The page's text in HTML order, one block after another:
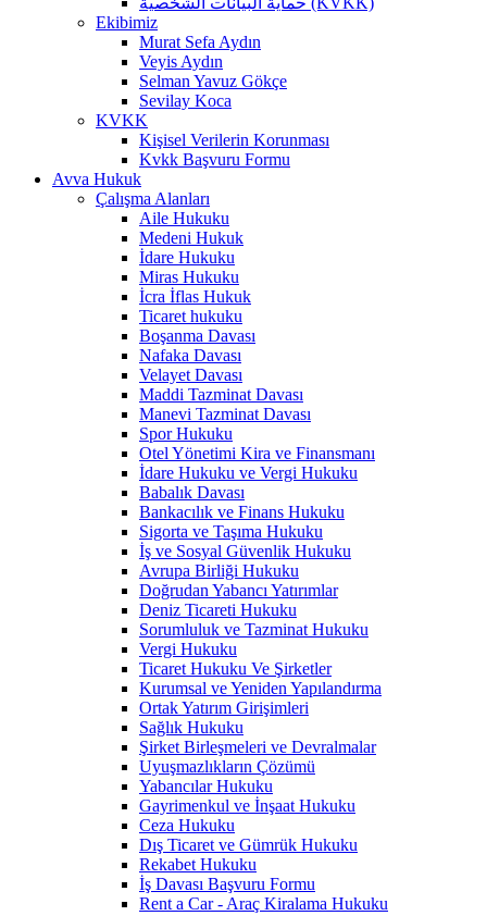
Ekibimiz
Murat Sefa Aydın
Veyis Aydın
Selman Yavuz Gökçe
Sevilay Koca
KVKK
Kişisel Verilerin Korunması
Kvkk Başvuru Formu
Avva Hukuk
Çalışma Alanları
Aile Hukuku
Medeni Hukuk
İdare Hukuku
Miras Hukuku
İcra İflas Hukuk
Ticaret hukuku
Boşanma Davası
Nafaka Davası
Velayet Davası
Maddi Tazminat Davası
Manevi Tazminat Davası
Spor Hukuku
Otel Yönetimi Kira ve Finansmanı
İdare Hukuku ve Vergi Hukuku
Babalık Davası
Bankacılık ve Finans Hukuku
Sigorta ve Taşıma Hukuku
İş ve Sosyal Güvenlik Hukuku
Avrupa Birliği Hukuku
Doğrudan Yabancı Yatırımlar
Deniz Ticareti Hukuku
Sorumluluk ve Tazminat Hukuku
Vergi Hukuku
Ticaret Hukuku Ve Şirketler
Kurumsal ve Yeniden Yapılandırma
Ortak Yatırım Girişimleri
Sağlık Hukuku
Şirket Birleşmeleri ve Devralmalar
Uyuşmazlıkların Çözümü
Yabancılar Hukuku
Gayrimenkul ve İnşaat Hukuku
Ceza Hukuku
Dış Ticaret ve Gümrük Hukuku
Rekabet Hukuku
İş Davası Başvuru Formu
Rent a Car - Araç Kiralama Hukuku